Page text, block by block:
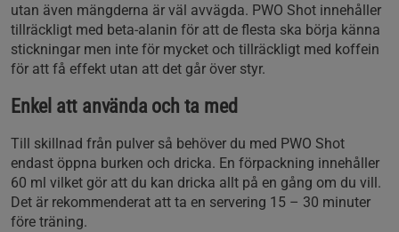
utan även mängderna är väl avvägda. PWO Shot innehåller
tillräckligt med beta-alanin för att de flesta ska börja känna
stickningar men inte för mycket och tillräckligt med koffein
för att få effekt utan att det går över styr.
Enkel att använda och ta med
Till skillnad från pulver så behöver du med PWO Shot
endast öppna burken och dricka. En förpackning innehåller
60 ml vilket gör att du kan dricka allt på en gång om du vill.
Det är rekommenderat att ta en servering 15 – 30 minuter
före träning.